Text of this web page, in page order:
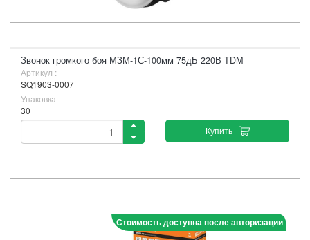
Звонок громкого боя МЗМ-1С-100мм 75дБ 220В TDM
Артикул :
SQ1903-0007
Упаковка
30
Купить
Стоимость доступна после авторизации